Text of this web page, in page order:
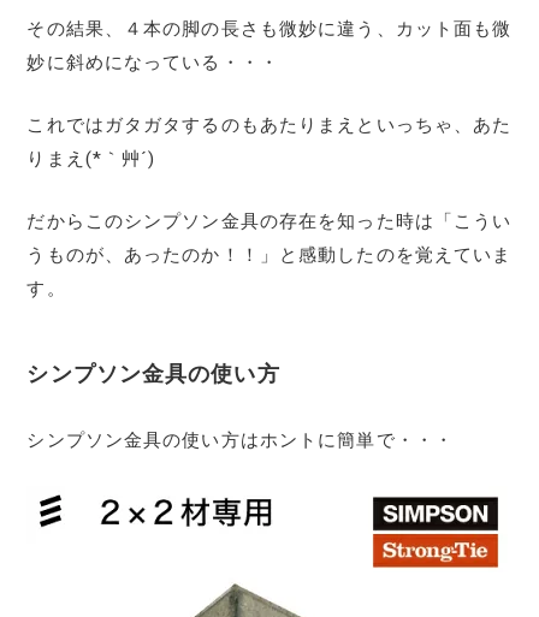
その結果、４本の脚の長さも微妙に違う、カット面も微
妙に斜めになっている・・・
これではガタガタするのもあたりまえといっちゃ、あた
りまえ(*｀艸´)
だからこのシンプソン金具の存在を知った時は「こうい
うものが、あったのか！！」と感動したのを覚えていま
す。
シンプソン金具の使い方
シンプソン金具の使い方はホントに簡単で・・・